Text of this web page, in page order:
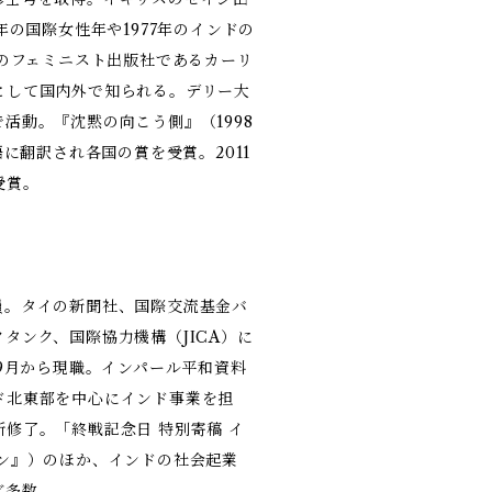
国際女性年や1977年のインドの
ェミニスト出版社であるカーリ
て国内外で知られる。デリー大
動。『沈黙の向こう側』（1998
翻訳され各国の賞を受賞。2011
。
タイの新聞社、国際交流基金バ
ンク、国際協力機構（JICA）に
から現職。インパール平和資料
東部を中心にインド事業を担
了。「終戦記念日 特別寄稿 イ
』）のほか、インドの社会起業